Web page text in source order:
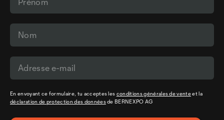
En envoyant ce formulaire, tu acceptes les conditions générales de venteet la
déclaration de protection des donnéesde BERNEXPO AG